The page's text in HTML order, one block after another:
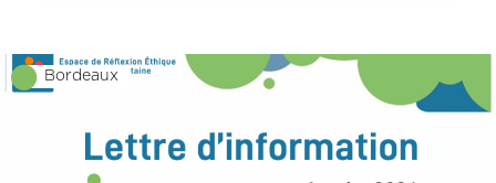
Bordeaux